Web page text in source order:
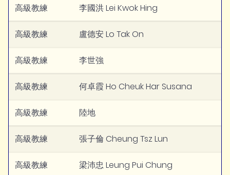
高級教練 李國洪 Lei Kwok Hing
高級教練 盧德安 Lo Tak On
高級教練 李世強
高級教練 何卓霞 Ho Cheuk Har Susana
高級教練 陸地
高級教練 張子倫 Cheung Tsz Lun
高級教練 梁沛忠 Leung Pui Chung